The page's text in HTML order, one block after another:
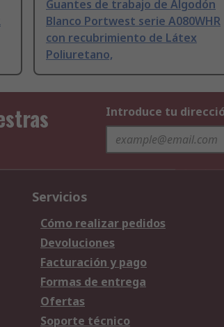
Guantes de trabajo de Algodón
Blanco Portwest serie A080WHR
con recubrimiento de Látex
Poliuretano,
Introduce tu
Servicios
Cómo realizar pedidos
Devoluciones
Facturación y pago
Formas de entrega
Ofertas
Soporte técnico